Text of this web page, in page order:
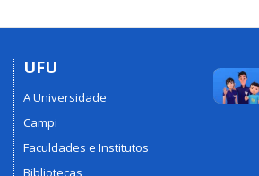
UFU
A Universidade
Campi
Faculdades e Institutos
Bibliotecas